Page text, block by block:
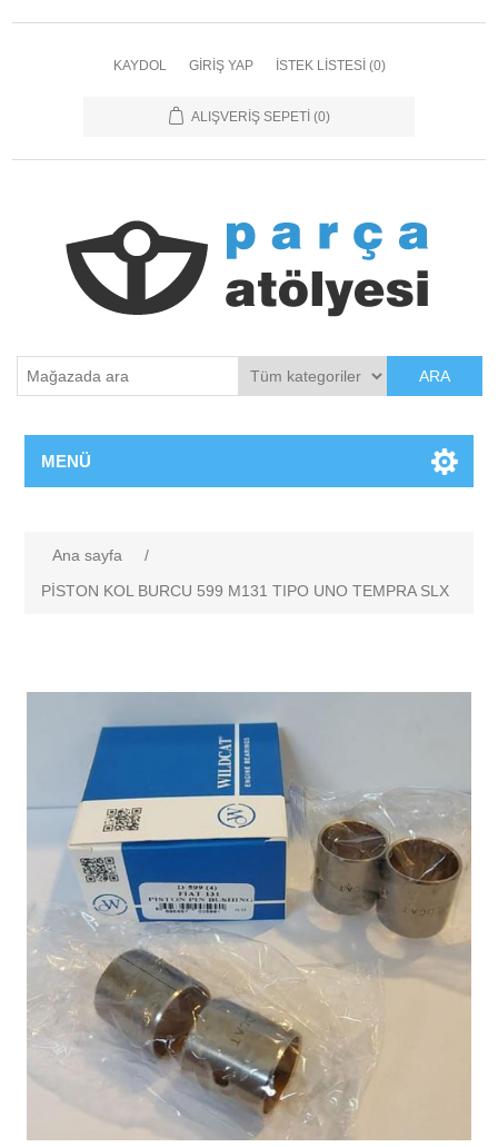
KAYDOL GIRIŞ YAP İSTEK LISTESI (0)
ALIŞVERIŞ SEPETI (0)
ARA
MENÜ
Ana sayfa
/
PİSTON KOL BURCU 599 M131 TIPO UNO TEMPRA SLX